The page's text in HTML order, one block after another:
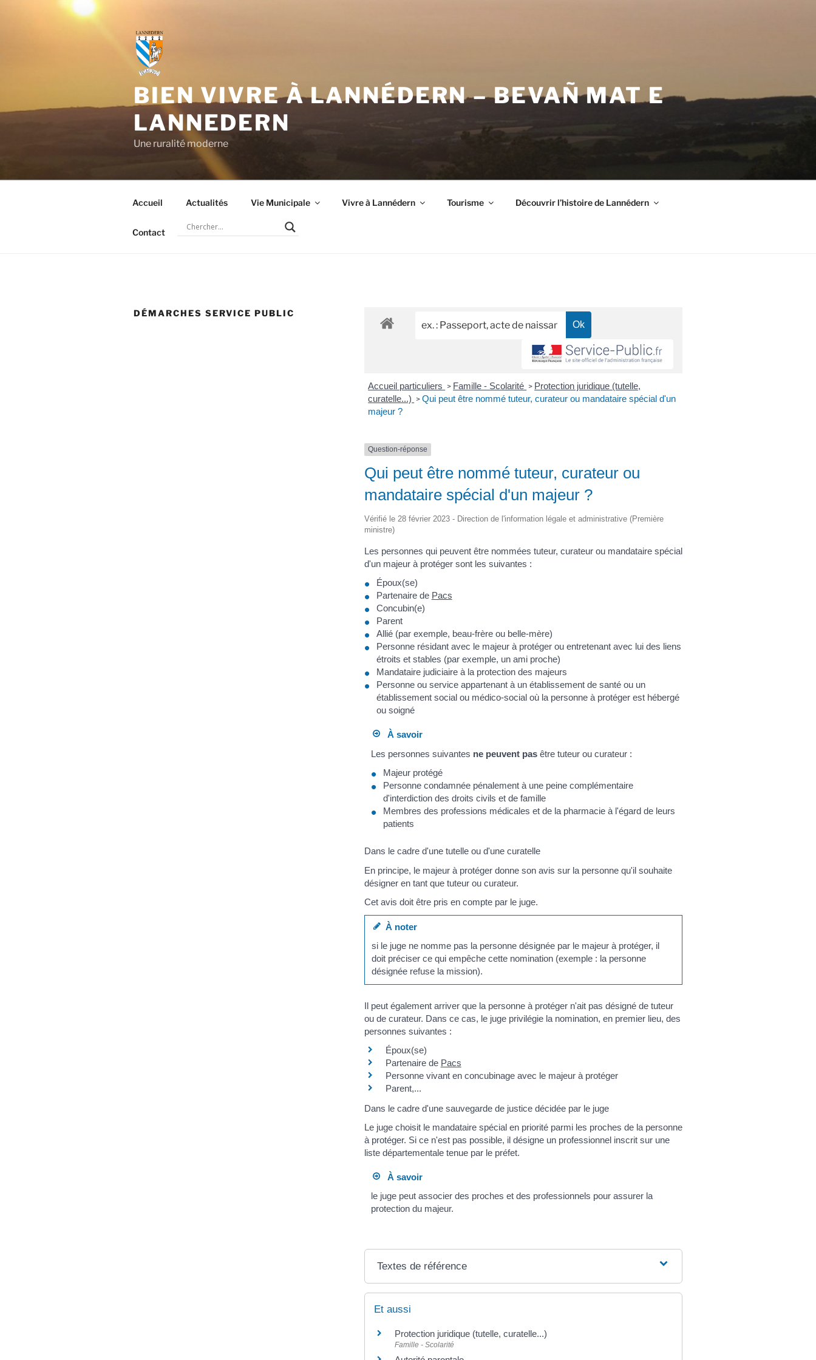
BIEN VIVRE À LANNÉDERN – BEVAÑ MAT E
LANNEDERN
Une ruralité moderne
Accueil Actualités Vie Municipale Vivre à Lannédern Tourisme Découvrir l’histoire de Lannédern
Contact
DÉMARCHES SERVICE PUBLIC
Accueil particuliers > Famille - Scolarité > Protection juridique (tutelle,
curatelle...) >Qui peut être nommé tuteur, curateur ou mandataire spécial d'un
majeur ?
Question-réponse
Qui peut être nommé tuteur, curateur ou
mandataire spécial d'un majeur ?
Vérifié le 28 février 2023 - Direction de l'information légale et administrative (Première
ministre)
Les personnes qui peuvent être nommées tuteur, curateur ou mandataire spécial
d'un majeur à protéger sont les suivantes :
Époux(se)
Partenaire de Pacs
Concubin(e)
Parent
Allié (par exemple, beau-frère ou belle-mère)
Personne résidant avec le majeur à protéger ou entretenant avec lui des liens
étroits et stables (par exemple, un ami proche)
Mandataire judiciaire à la protection des majeurs
Personne ou service appartenant à un établissement de santé ou un
établissement social ou médico-social où la personne à protéger est hébergé
ou soigné
À savoir
Les personnes suivantes ne peuvent pasêtre tuteur ou curateur :
Majeur protégé
Personne condamnée pénalement à une peine complémentaire
d'interdiction des droits civils et de famille
Membres des professions médicales et de la pharmacie à l'égard de leurs
patients
Dans le cadre d'une tutelle ou d'une curatelle
En principe, le majeur à protéger donne son avis sur la personne qu'il souhaite
désigner en tant que tuteur ou curateur.
Cet avis doit être pris en compte par le juge.
À noter
si le juge ne nomme pas la personne désignée par le majeur à protéger, il
doit préciser ce qui empêche cette nomination (exemple : la personne
désignée refuse la mission).
Il peut également arriver que la personne à protéger n'ait pas désigné de tuteur
ou de curateur. Dans ce cas, le juge privilégie la nomination, en premier lieu, des
personnes suivantes :
Époux(se)
Partenaire de Pacs
Personne vivant en concubinage avec le majeur à protéger
Parent,...
Dans le cadre d'une sauvegarde de justice décidée par le juge
Le juge choisit le mandataire spécial en priorité parmi les proches de la personne
à protéger. Si ce n'est pas possible, il désigne un professionnel inscrit sur une
liste départementale tenue par le préfet.
À savoir
le juge peut associer des proches et des professionnels pour assurer la
protection du majeur.
Textes de référence
Et aussi
Protection juridique (tutelle, curatelle...)
Famille - Scolarité